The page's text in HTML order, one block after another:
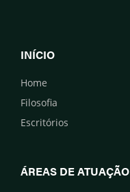
INÍCIO
Home
Filosofia
Escritórios
ÁREAS DE ATUAÇÃO